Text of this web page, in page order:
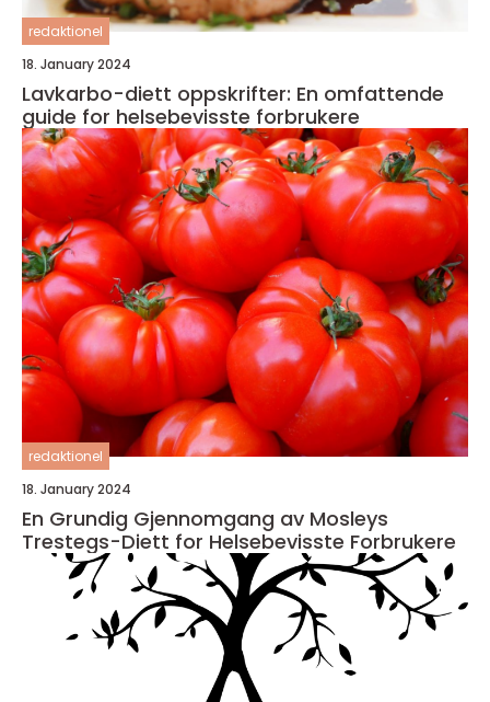
redaktionel
18. January 2024
Lavkarbo-diett oppskrifter: En omfattende
guide for helsebevisste forbrukere
redaktionel
18. January 2024
En Grundig Gjennomgang av Mosleys
Trestegs-Diett for Helsebevisste Forbrukere